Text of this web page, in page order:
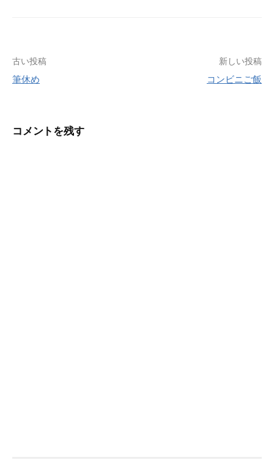
投
稿
ビ
古い投稿
筆休め
新しい投稿
コンビニご飯
コメントを残す